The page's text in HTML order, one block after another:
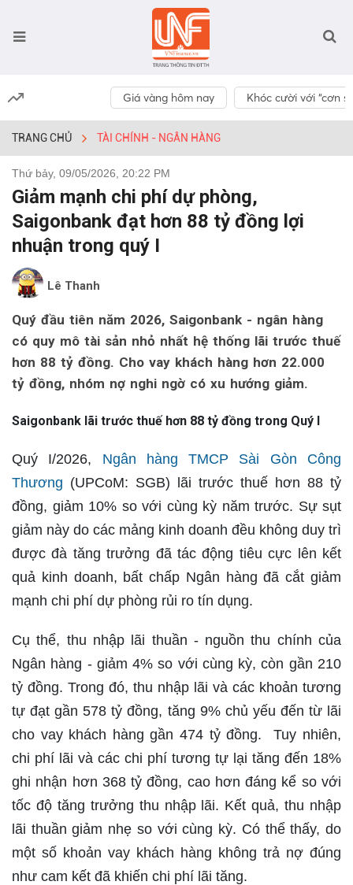
Giá vàng hôm nay Khóc cười với “cơn
TRANG CHỦ TÀI CHÍNH - NGÂN HÀNG
Thứ bảy, 09/05/2026, 20:22 PM
Giảm mạnh chi phí dự phòng,
Saigonbank đạt hơn 88 tỷ đồng lợi
nhuận trong quý I
Lê Thanh
Quý đầu tiên năm 2026, Saigonbank - ngân hàng
có quy mô tài sản nhỏ nhất hệ thống lãi trước thuế
hơn 88 tỷ đồng. Cho vay khách hàng hơn 22.000
tỷ đồng, nhóm nợ nghi ngờ có xu hướng giảm.
Saigonbank lãi trước thuế hơn 88 tỷ đồng trong Quý I
Quý I/2026, Ngân hàng TMCP Sài Gòn Công
Thương (UPCoM: SGB) lãi trước thuế hơn 88 tỷ
đồng, giảm 10% so với cùng kỳ năm trước. Sự sụt
giảm này do các mảng kinh doanh đều không duy trì
được đà tăng trưởng đã tác động tiêu cực lên kết
quả kinh doanh, bất chấp Ngân hàng đã cắt giảm
mạnh chi phí dự phòng rủi ro tín dụng.
Cụ thể, thu nhập lãi thuần - nguồn thu chính của
Ngân hàng - giảm 4% so với cùng kỳ, còn gần 210
tỷ đồng. Trong đó, thu nhập lãi và các khoản tương
tự đạt gần 578 tỷ đồng, tăng 9% chủ yếu đến từ lãi
cho vay khách hàng gần 474 tỷ đồng. Tuy nhiên,
chi phí lãi và các chi phí tương tự lại tăng đến 18%
ghi nhận hơn 368 tỷ đồng, cao hơn đáng kể so với
tốc độ tăng trưởng thu nhập lãi. Kết quả, thu nhập
lãi thuần giảm nhẹ so với cùng kỳ. Có thể thấy, do
một số khoản vay khách hàng không trả nợ đúng
như cam kết đã khiến chi phí lãi tăng.